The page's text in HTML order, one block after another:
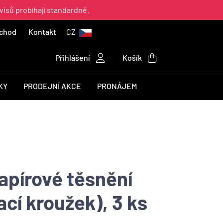
probíhají standardně.
Kontakt CZ
Přihlášení Košík
PRODEJNÍ AKCE PRONÁJEM
těsnění
kroužek), 3 ks